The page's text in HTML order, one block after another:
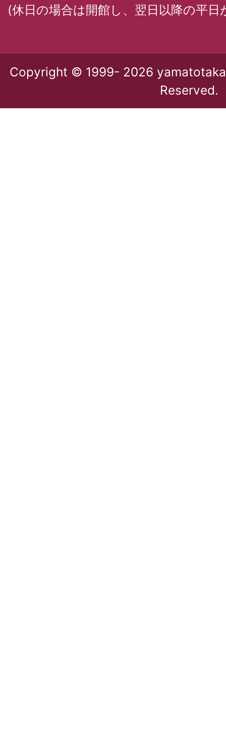
(休日の場合は開館し、翌日以降の平日
Copyright © 1999- 2026
Reserved.